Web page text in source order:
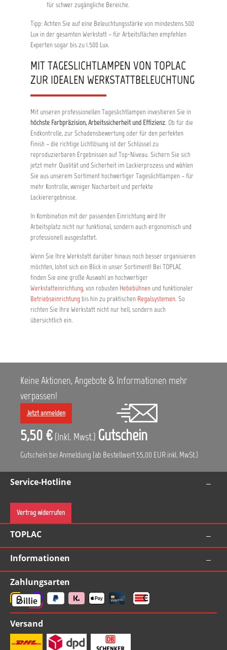
für schwer zugängliche Bereiche.
Tipp: Achten Sie auf eine Beleuchtungsstärke von mindestens 500
Lux in der gesamten Werkstatt – für Arbeitsflächen empfehlen
Experten sogar bis zu 1.500 Lux.
MIT TAGESLICHTLAMPEN VON TOPLAC
ZUR IDEALEN WERKSTATTBELEUCHTUNG
Mit unseren professionellen Tageslichtlampen investieren Sie in
höchste Farbpräzision, Arbeitssicherheit und Effizienz. Ob für die
Endkontrolle, zur Schadensbewertung oder für den perfekten
Finish – die richtige Lichtlösung ist der Schlüssel zu
reproduzierbaren Ergebnissen auf Top-Niveau. Sichern Sie sich
jetzt mehr Qualität und Sicherheit im Lackierprozess und wählen
Sie aus unserem Sortiment hochwertiger Tageslichtlampen – für
mehr Kontrolle, weniger Nacharbeit und perfekte
Lackierergebnisse.
In Kombination mit der passenden Einrichtung wird Ihr
Arbeitsplatz nicht nur funktional, sondern auch ergonomisch und
professionell ausgestattet.
Wenn Sie Ihre Werkstatt darüber hinaus noch besser organisieren
möchten, lohnt sich ein Blick in unser Sortiment! Bei TOPLAC
finden Sie eine große Auswahl an hochwertiger
Werkstatteinrichtung, von robusten Hebebühnen und funktionaler
Betriebseinrichtung bis hin zu praktischen Regalsystemen. So
richten Sie Ihre Werkstatt nicht nur hell, sondern auch
übersichtlich ein.
Keine Aktionen, Angebote & Informationen mehr
verpassen!
Jetzt anmelden
5,50 € (Inkl. Mwst.) Gutschein
Gutschein bei Anmeldung (ab Bestellwert 55,00 EUR inkl. MwSt.)
Service-Hotline
Vertrag widerrufen
TOPLAC
Informationen
Zahlungsarten
Versand